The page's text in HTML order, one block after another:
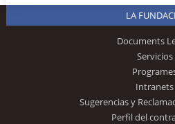
LA
Documents
Servicios
Intranets
Sugerencias y
Perfil del